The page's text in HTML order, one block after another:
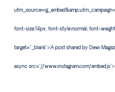
font-size:14px; font-style:normal; font-
target="_blank">A post shared by Dewi
async src="//www.instagram.com/